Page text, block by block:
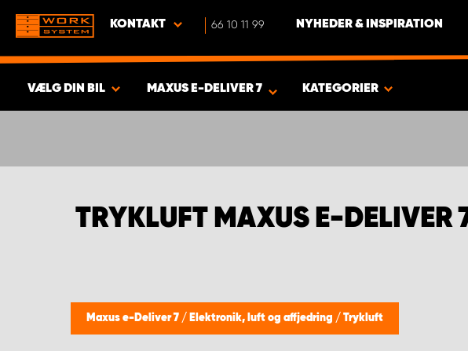
KONTAKT 66 10 11 99 NYHEDER & INSPIRATION
VÆLG DIN BIL MAXUS E-DELIVER 7 KATEGORIER
TRYKLUFT MAXUS E-DELIVER
Maxus e-Deliver 7 / Elektronik, luft og affjedring / Trykluft